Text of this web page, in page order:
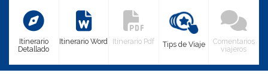
Itinerario
Detallado
Itinerario Word Itinerario Pdf Tips de Viaje
Comentarios
viajeros